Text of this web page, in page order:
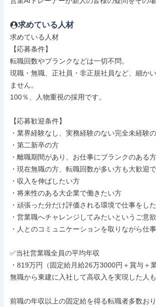
求めている人材
求めている人材
【応募条件】
転職回数やブランクなどは一切不問。
現職・無職、正社員・非正規社員など、細か
ません。
100％、人物重視の採用です。
【応募歓迎条件】
・業界経験なし、実務経験のない完全未経験
・第二新卒の方
・離職期間があり、お仕事にブランクのある方
・現在無職の方、転職回数が多い方も大歓迎
・収入を伸ばしたい方
・将来性のある大企業で働きたい方
・頑張った分だけ評価される環境で仕事をし
・営業職へチャレンジしてみたいというご意
・人とのコミュニケーションを取りながら仕
✅当社営業職全員の平均年収
・819万円（固定給月給26万3000円＋賞与＋
無職から東建に入社して高収入を実現した人も
前職の年収以上の固定給を得る転職者多数お